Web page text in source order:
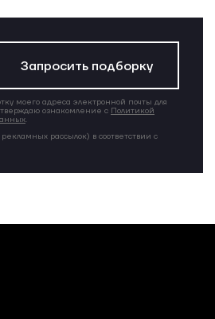
Запросить подборку
моего адреса электронной почты для
ознакомление с Политикой
.
рассылок) в соответствии с